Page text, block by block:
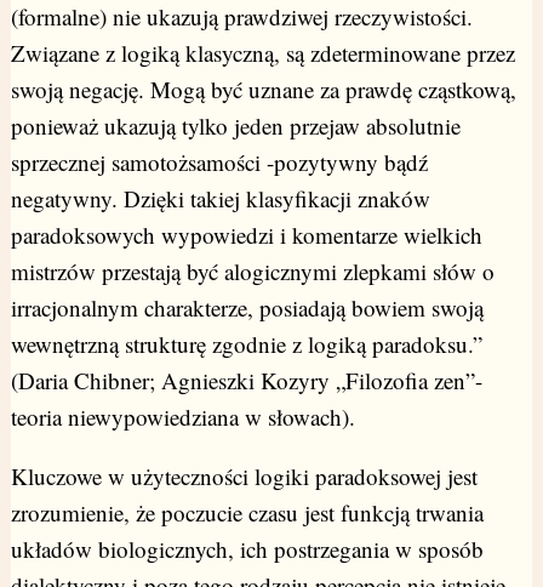
(formalne) nie ukazują prawdziwej rzeczywistości.
Związane z logiką klasyczną, są zdeterminowane przez
swoją negację. Mogą być uznane za prawdę cząstkową,
ponieważ ukazują tylko jeden przejaw absolutnie
sprzecznej samotożsamości -pozytywny bądź
negatywny. Dzięki takiej klasyfikacji znaków
paradoksowych wypowiedzi i komentarze wielkich
mistrzów przestają być alogicznymi zlepkami słów o
irracjonalnym charakterze, posiadają bowiem swoją
wewnętrzną strukturę zgodnie z logiką paradoksu.”
(Daria Chibner; Agnieszki Kozyry „Filozofia zen”-
teoria niewypowiedziana w słowach).
Kluczowe w użyteczności logiki paradoksowej jest
zrozumienie, że poczucie czasu jest funkcją trwania
układów biologicznych, ich postrzegania w sposób